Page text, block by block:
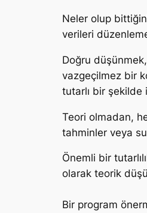
Neler olup
verileri
Doğru
vazgeçilmez bir
tutarlı bir şekilde
Teori olmadan,
tahminler veya
Önemli bir
olarak teorik
Bir program